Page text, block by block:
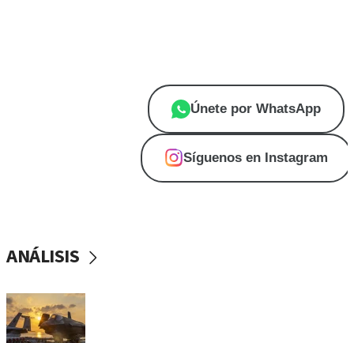
Únete por WhatsApp
Síguenos en Instagram
ANÁLISIS